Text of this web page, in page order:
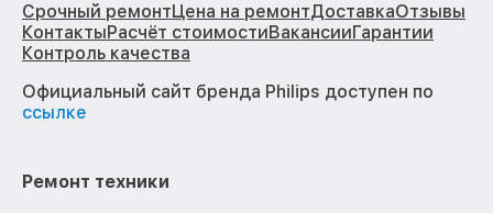
Срочный ремонтЦена на ремонтДоставкаОтзывы
КонтактыРасчёт стоимостиВакансииГарантии
Контроль качества
Официальный сайт бренда Philips доступен по
ссылке
Ремонт техники